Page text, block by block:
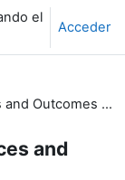
el
Acceder
Relevant Background Resources and Outcomes of Prior Initiatives
and